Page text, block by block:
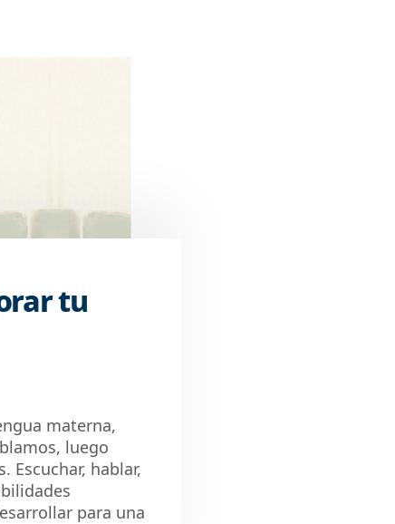
tu
materna,
luego
Escuchar, hablar,
para una